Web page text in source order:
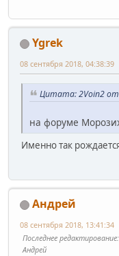
Ygrek
08 сентября 2018, 04:38:39
Цитата: 2Voin2 от
на форуме
Именно так
Андрей
08 сентября 2018, 13:41:34
Последнее редактирование
Андрей